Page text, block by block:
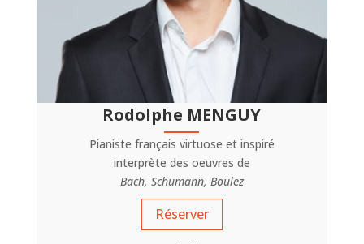
Rodolphe MENGUY
Pianiste français virtuose et inspiré
interprète des oeuvres de
Bach, Schumann, Boulez
Réserver